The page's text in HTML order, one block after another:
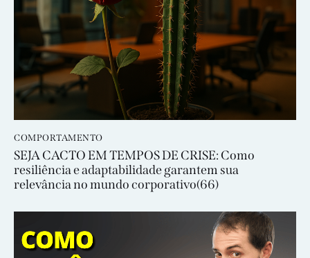
COMPORTAMENTO
SEJA CACTO EM TEMPOS DE CRISE: Como
resiliência e adaptabilidade garantem sua
relevância no mundo corporativo(66)